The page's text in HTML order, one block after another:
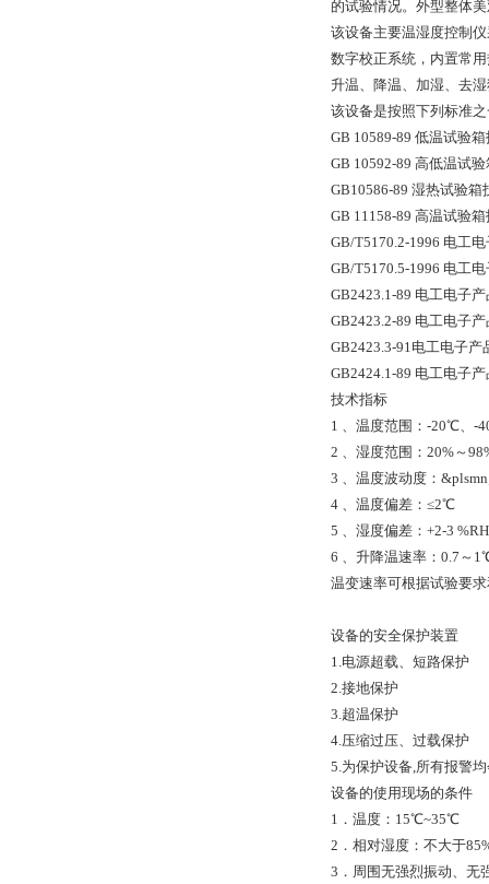
的试验情况。外型整体
该设备主要温湿度控制
数字校正系统，内置常
升温、降温、加湿、去
该设备是按照下列标准
GB 10589-89 低温试验
GB 10592-89 高低温试
GB10586-89 湿热试验箱
GB 11158-89 高温试验
GB/T5170.2-1996 电工
GB/T5170.5-1996 电工
GB2423.1-89 电工电子
GB2423.2-89 电工电子
GB2423.3-91电工电子
GB2424.1-89 电工电子
技术指标
1 、温度范围：-20℃、
2 、湿度范围：20%～
3 、温度波动度：
4 、温度偏差：≤2℃
5 、湿度偏差：+2-3 %RH
6 、升降温速率：0.7～
温变速率可根据试验要
设备的安全保护装置
1.电源超载、短路保护
2.接地保护
3.超温保护
4.压缩过压、过载保护
5.为保护设备,所有报警
设备的使用现场的条件
1．温度：15℃~35℃
2．相对湿度：不大于
3．周围无强烈振动、无